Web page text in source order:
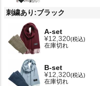
刺繍あり:ブラック
A-set
¥12,320 税込
在庫切れ
B-set
¥12,320 税込
在庫切れ